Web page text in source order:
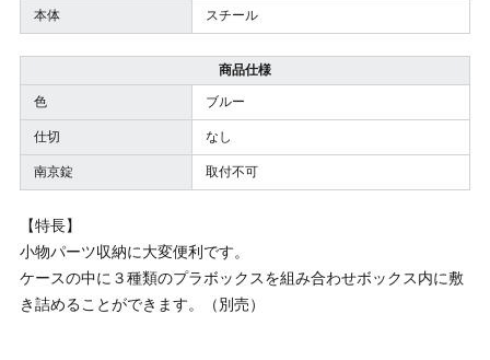
本体 スチール
商品仕様
色 ブルー
仕切 なし
南京錠 取付不可
【特長】
小物パーツ収納に大変便利です。
ケースの中に３種類のプラボックスを組み合わせボックス内に敷
き詰めることができます。（別売）